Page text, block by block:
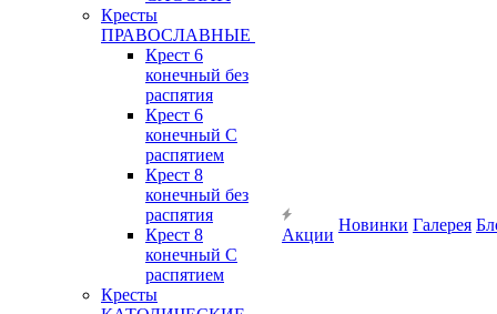
Кресты
ПРАВОСЛАВНЫЕ
Крест 6
конечный без
распятия
Крест 6
конечный С
распятием
Крест 8
конечный без
распятия
Крест 8
конечный С
распятием
Кресты
Акции
Новинки Галерея